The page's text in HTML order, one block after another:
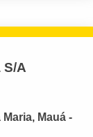
S/A
Mauá -